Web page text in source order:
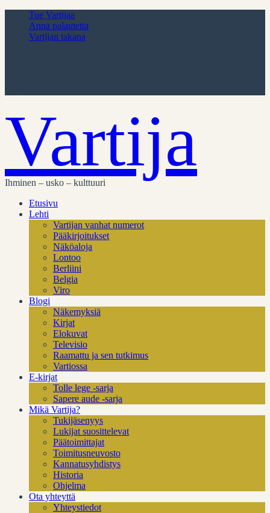
Tue Vartijaa
Anna palautetta
Vartijan takana
Vartija
Ihminen – usko – kulttuuri
Etusivu
Lehti
Vartijan vanhat numerot
Pääkirjoitukset
Näköaloja
Lontoo
Berliini
Belgia
Viro
Blogi
Näkemyksiä
Kirjat
Elokuvat
Televisio
Raamattu ja sen tutkimus
Vartiossa
E-kirjat
Tolle lege -sarja
Sapere aude -sarja
Mikä Vartija?
Tukijäsenyys
Lukijat suosittelevat
Päätoimittajat
Toimitusneuvosto
Kannatusyhdistys
Historia
Ohjelma
Ota yhteyttä
Yhteystiedot